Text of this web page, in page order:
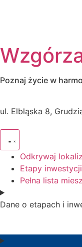
Poznaj życie w
ul. Elbląska 8,
Odkrywaj
Etapy inwestycji
Pełna lista
Dane o etapach i